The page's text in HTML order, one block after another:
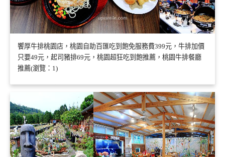
饗厚牛排桃園店，桃園自助百匯吃到飽免服務費399元，牛排加價
只要49元，起司豬排69元，桃園超狂吃到飽推薦，桃園牛排餐廳
推薦(瀏覽：1)